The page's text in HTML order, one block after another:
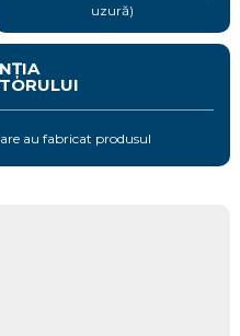
uzură)
au fabricat produsul